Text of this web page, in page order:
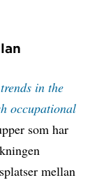
in the
occupational
som har
mellan